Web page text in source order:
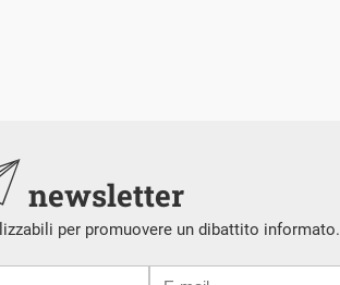
newsletter
per promuovere un dibattito informato.